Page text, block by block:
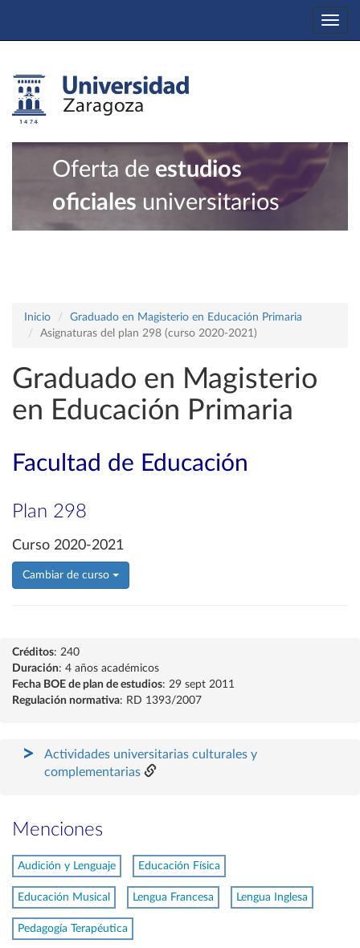
Oferta de estudios
oficiales universitarios
Inicio
Graduado en Magisterio en Educación Primaria
Asignaturas del plan 298 (curso 2020-2021)
Graduado en Magisterio
en Educación Primaria
Facultad de Educación
Plan 298
Curso 2020-2021
Cambiar de curso
Créditos: 240
Duración: 4 años académicos
Fecha BOE de plan de estudios: 29 sept 2011
Regulación normativa: RD 1393/2007
Actividades universitarias culturales y
complementarias
Menciones
Audición y Lenguaje Educación Física
Educación Musical Lengua Francesa Lengua Inglesa
Pedagogía Terapéutica